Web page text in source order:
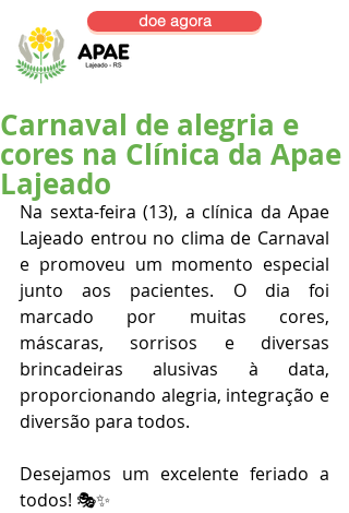
doe agora
Carnaval de alegria e
cores na Clínica da Apae
Lajeado
Na sexta-feira (13), a clínica da Apae
Lajeado entrou no clima de Carnaval
e promoveu um momento especial
junto aos pacientes. O dia foi
marcado por muitas cores,
máscaras, sorrisos e diversas
brincadeiras alusivas à data,
proporcionando alegria, integração e
diversão para todos.
Desejamos um excelente feriado a
todos! 🎭✨